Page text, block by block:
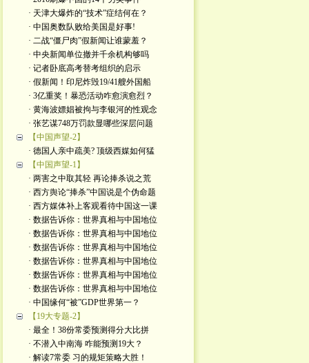
· 天津大爆炸的“技术”症结何在？
· 中国奥数队败给美国是好事!
· 二战“僵尸肉”假新闻让谁蒙羞？
· 中央新闻单位撤并千余机构够吗
· 记者卧底高考替考组织的启示
· 假新闻！印尼炸毁19/41艘外国船
· 3亿重奖！暴恐活动咋愈演愈烈？
· 黄海波嫖娼被拘与李银河的性观念
· 张艺谋748万罚款显哪些深层问题
【中国声望-2】
· 德国人亲中疏美? 顶级西媒如何猛
【中国声望-1】
· 两害之中取其轻 再论捧杀说之荒
· 西方舆论“捧杀”中国说是个伪命题
· 西方媒体补上客观看待中国这一课
· 数据告诉你：世界真相与中国地位
· 数据告诉你：世界真相与中国地位
· 数据告诉你：世界真相与中国地位
· 数据告诉你：世界真相与中国地位
· 数据告诉你：世界真相与中国地位
· 数据告诉你：世界真相与中国地位
· 中国缘何“被”GDP世界第一？
【19大专题-2】
· 最全！38份常委预测得分大比拼
· 不潜入中南海 咋能预测19大？
· 解读7常委 习的规矩策略大胜！